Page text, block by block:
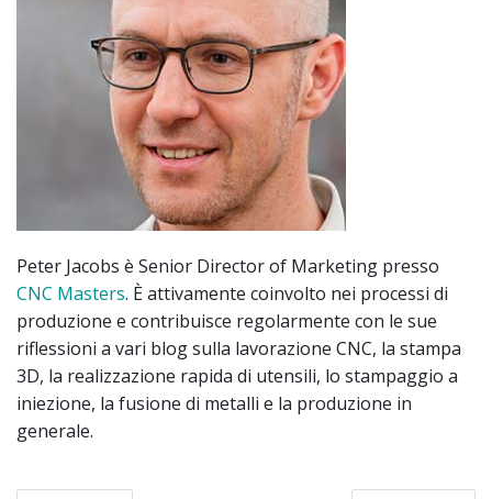
Peter Jacobs è Senior Director of Marketing presso
CNC Masters. È attivamente coinvolto nei processi di
produzione e contribuisce regolarmente con le sue
riflessioni a vari blog sulla lavorazione CNC, la stampa
3D, la realizzazione rapida di utensili, lo stampaggio a
iniezione, la fusione di metalli e la produzione in
generale.